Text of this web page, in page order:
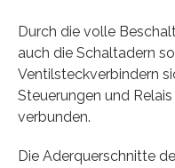
Durch die volle
auch die Schaltadern
Ventilsteckverbindern
Steuerungen und
verbunden.
Die Aderquerschnitte